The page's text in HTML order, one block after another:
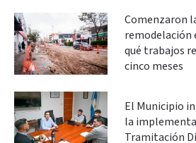
Comenzaron
remodelación
qué trabajos
cinco meses
El Municipio
la
Tramitación